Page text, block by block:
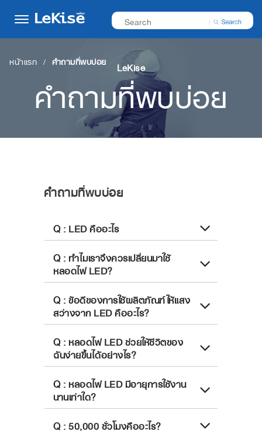
หน้าแรก คำถามที่พบบ่อย LeKise
คำถามที่พบบ่อย
คำถามที่พบบ่อย
Q : LED คืออะไร
Q : ทำไมเราจึงควรเปลี่ยนมาใช้
หลอดไฟ LED?
Q : ข้อดีของการใช้ผลิตภัณฑ์ให้แสง
สว่างจาก LED คืออะไร?
Q : หลอดไฟ LED ช่วยให้ชีวิตของ
ฉันง่ายขึ้นได้อย่างไร?
Q : หลอดไฟ LED มีอายุการใช้งาน
นานเท่าใด?
Q : 50,000 ชั่วโมงคืออะไร?